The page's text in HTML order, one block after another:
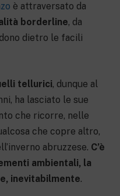
è attraversato da
borderline, da
dietro le facili
tellurici, dunque al
ha lasciato le sue
che ricorre, nelle
che copre altro,
abruzzese. C’è
ambientali, la
inevitabilmente.